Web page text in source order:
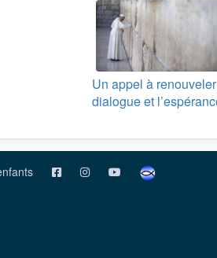
Un appel à
dialogue et